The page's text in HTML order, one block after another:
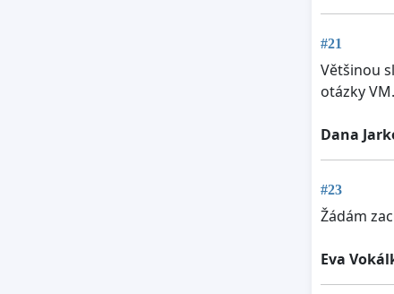
#21
Většinou
otázky
Dana
#23
Žádám
Eva